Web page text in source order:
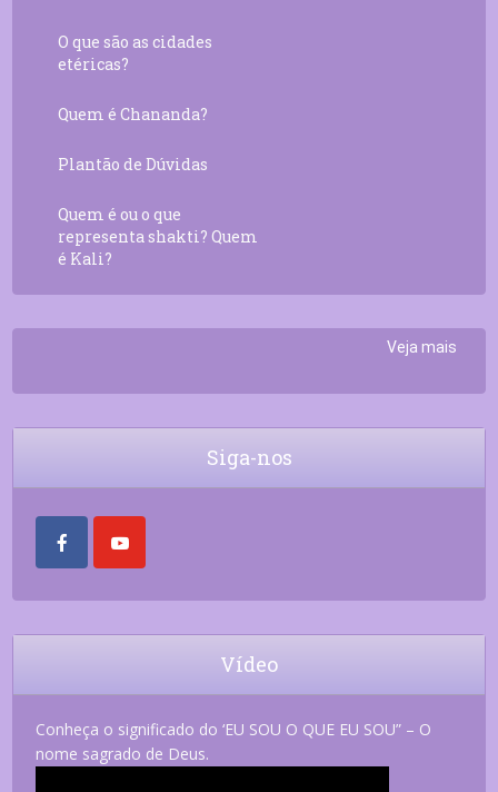
O que são as cidades
etéricas?
Quem é Chananda?
Plantão de Dúvidas
Quem é ou o que
representa shakti? Quem
é Kali?
Veja mais
Siga-nos
Vídeo
Conheça o significado do ‘EU SOU O QUE EU SOU” – O
nome sagrado de Deus.